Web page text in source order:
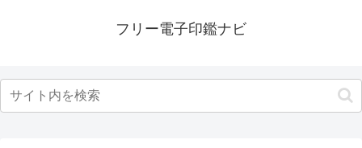
フリー電子印鑑ナビ